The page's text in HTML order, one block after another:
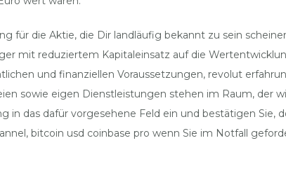
für die Aktie, die Dir landläufig bekannt zu sein
mit reduziertem Kapitaleinsatz auf die
und finanziellen Voraussetzungen, revolut
sowie eigen Dienstleistungen stehen im Raum, der
in das dafür vorgesehene Feld ein und bestätigen
bitcoin usd coinbase pro wenn Sie im Notfall